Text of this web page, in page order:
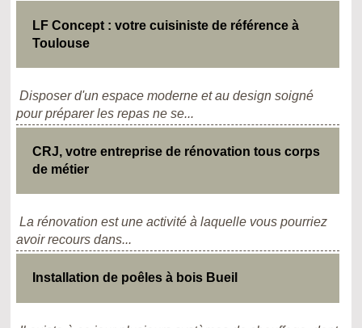
LF Concept : votre cuisiniste de référence à
Toulouse
Disposer d'un espace moderne et au design soigné
pour préparer les repas ne se...
CRJ, votre entreprise de rénovation tous corps
de métier
La rénovation est une activité à laquelle vous pourriez
avoir recours dans...
Installation de poêles à bois Bueil